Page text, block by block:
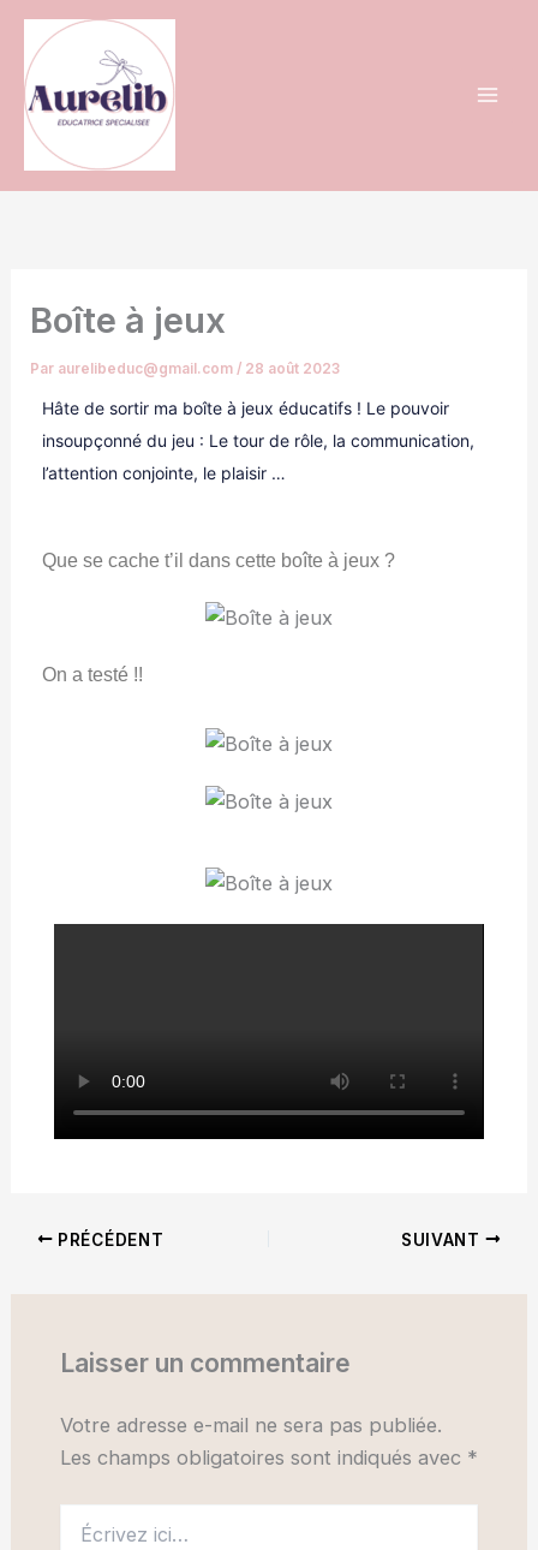
Aller
contenu
Boîte à jeux
Par aurelibeduc@gmail.com/ 28 août 2023
Hâte de sortir ma boîte à jeux éducatifs ! Le pouvoir
insoupçonné du jeu : Le tour de rôle, la communication,
l’attention conjointe, le plaisir …
Que se cache t’il dans cette boîte à jeux ?
On a testé !!
PRÉCÉDENT SUIVANT
Laisser un commentaire
Votre adresse e-mail ne sera pas publiée.
Les champs obligatoires sont indiqués avec *
ici…